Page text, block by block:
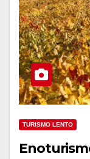
TURISMO LENTO